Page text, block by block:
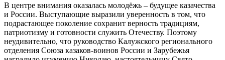
В центре внимания оказалась молодёжь – будущее казачества
и России. Выступающие выразили уверенность в том, что
подрастающее поколение сохранит верность традициям,
патриотизму и готовности служить Отечеству. Поэтому
неудивительно, что руководство Калужского регионального
отделения Союза казаков-воинов России и Зарубежья